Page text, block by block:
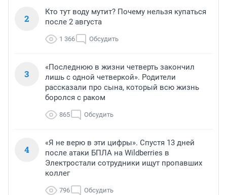
2
Кто тут воду мутит? Почему нельзя купаться
после 2 августа
1 366 Обсудить
3
«Последнюю в жизни четверть закончил
лишь с одной четверкой». Родители
рассказали про сына, который всю жизнь
боролся с раком
865 Обсудить
4
«Я не верю в эти цифры». Спустя 13 дней
после атаки БПЛА на Wildberries в
Электростали сотрудники ищут пропавших
коллег
796 Обсудить